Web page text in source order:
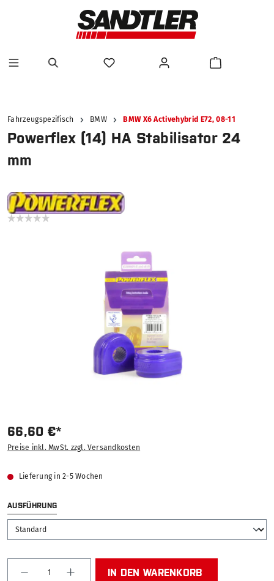
Fahrzeugspezifisch BMW BMW X6 Activehybrid E72, 08-11
Powerflex (14) HA Stabilisator 24
mm
66,60 €*
Preise inkl. MwSt. zzgl. Versandkosten
Lieferung in 2-5 Wochen
AUSFÜHRUNGAUSWÄHLEN
Produkt Anzahl: Gib den gewünschten Wert ein
IN DEN WARENKORB